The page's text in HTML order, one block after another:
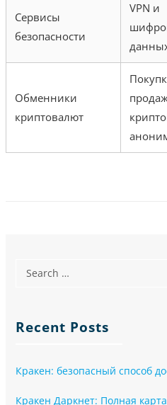
Сервисы
безопасности
VPN и
Обменники
криптовалют
Recent Posts
Кракен: безопасный способ
Кракен Даркнет: Полная